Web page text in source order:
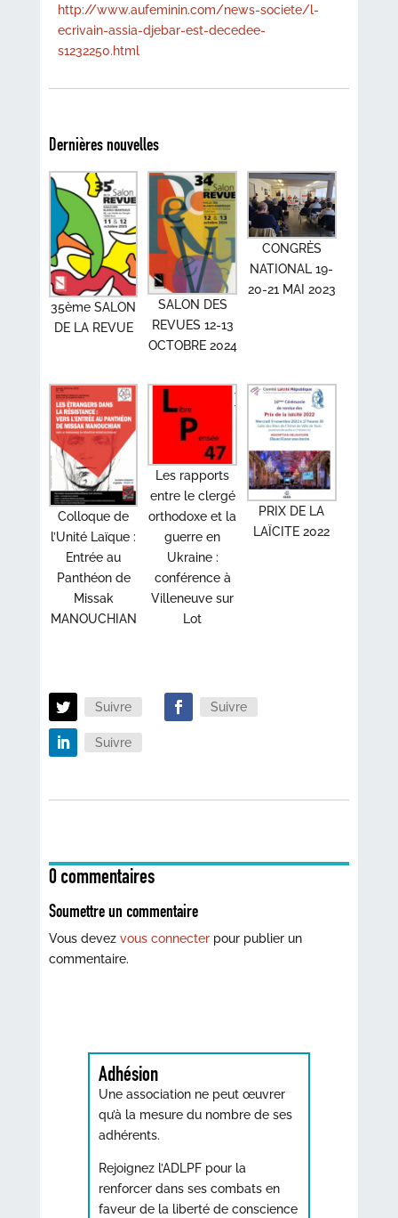
http://www.aufeminin.com/news-societe/l-
ecrivain-assia-djebar-est-decedee-
s1232250.html
Dernières nouvelles
35ème SALON
DE LA REVUE
SALON DES
REVUES 12-13
OCTOBRE 2024
CONGRÈS
NATIONAL 19-
20-21 MAI 2023
Colloque de
l’Unité Laïque :
Entrée au
Panthéon de
Missak
MANOUCHIAN
Les rapports
entre le clergé
orthodoxe et la
guerre en
Ukraine :
conférence à
Villeneuve sur
Lot
PRIX DE LA
LAÏCITE 2022
Suivre Suivre
Suivre
0 commentaires
Soumettre un commentaire
Vous devez vous connecterpour publier un
commentaire.
Adhésion
Une association ne peut œuvrer
qu’à la mesure du nombre de ses
adhérents.
Rejoignez l’ADLPF pour la
renforcer dans ses combats en
faveur de la liberté de conscience